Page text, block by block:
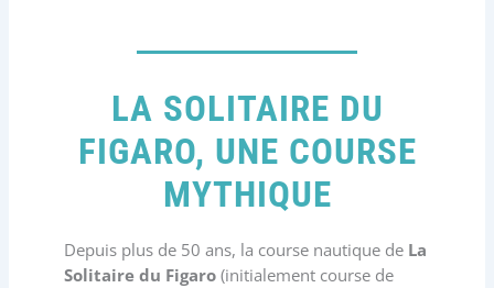
LA SOLITAIRE DU
FIGARO, UNE COURSE
MYTHIQUE
Depuis plus de 50 ans, la course nautique de La
Solitaire du Figaro(initialement course de